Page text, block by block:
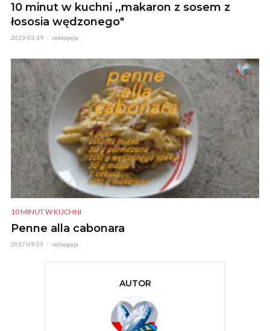
10 minut w kuchni ,,makaron z sosem z
łososia wędzonego"
2023-03-19 videopyja
10 MINUT W KUCHNI
Penne alla cabonara
2017-09-23 videopyja
AUTOR